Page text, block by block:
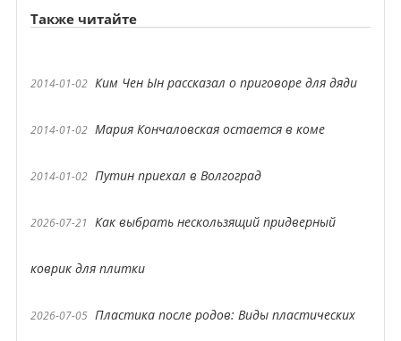
Также читайте
2014-01-02 Ким Чен Ын рассказал о приговоре для дяди
2014-01-02 Мария Кончаловская остается в коме
2014-01-02 Путин приехал в Волгоград
2026-07-21 Как выбрать нескользящий придверный
коврик для плитки
2026-07-05 Пластика после родов: Виды пластических